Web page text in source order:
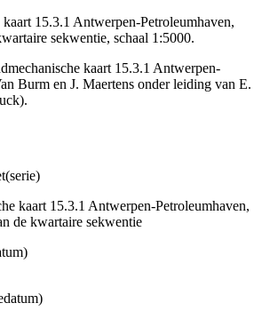
15.3.1 Antwerpen-Petroleumhaven,
sekwentie, schaal 1:5000.
kaart 15.3.1 Antwerpen-
Burm en J. Maertens onder leiding van E.
kaart 15.3.1 Antwerpen-Petroleumhaven,
de kwartaire sekwentie